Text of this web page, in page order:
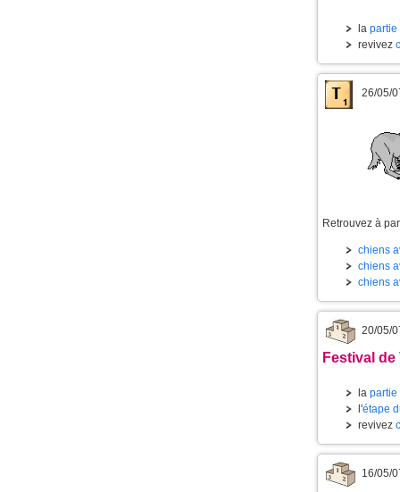
la partie
revivez
26/05/
Retrouvez à
chiens
chiens
chiens
20/05/
Festival de
la partie
l'étape
revivez
16/05/